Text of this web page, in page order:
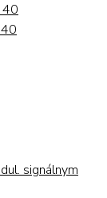
40
signálnym